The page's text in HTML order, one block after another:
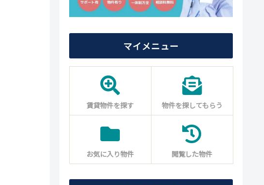
マイメニュー
賃貸物件を探す 物件を探してもらう
お気に入り物件 閲覧した物件